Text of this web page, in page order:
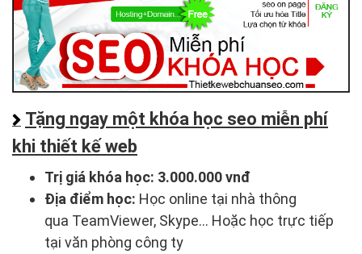
Tặng ngay một khóa học seo miễn phí
khi thiết kế web
Trị giá khóa học: 3.000.000 vnđ
Địa điểm học: Học online tại nhà thông
qua TeamViewer, Skype... Hoặc học trực tiếp
tại văn phòng công ty